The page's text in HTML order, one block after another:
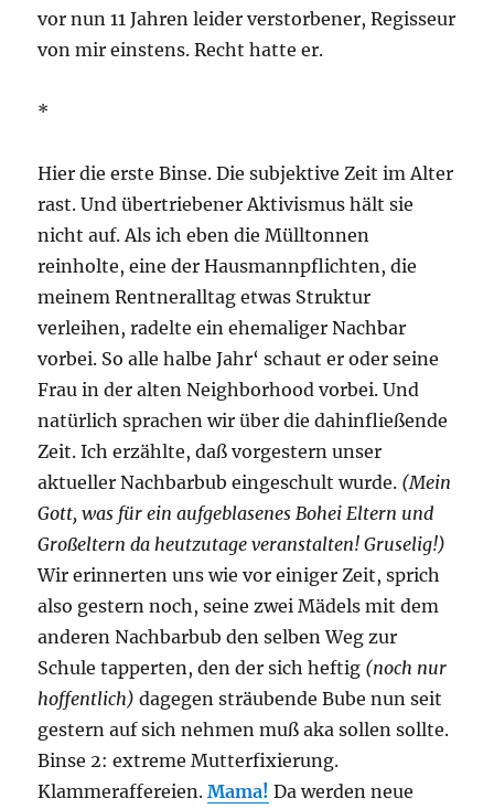
vor nun 11 Jahren leider verstorbener, Regisseur
von mir einstens. Recht hatte er.
*
Hier die erste Binse. Die subjektive Zeit im Alter
rast. Und übertriebener Aktivismus hält sie
nicht auf. Als ich eben die Mülltonnen
reinholte, eine der Hausmannpflichten, die
meinem Rentneralltag etwas Struktur
verleihen, radelte ein ehemaliger Nachbar
vorbei. So alle halbe Jahr‘ schaut er oder seine
Frau in der alten Neighborhood vorbei. Und
natürlich sprachen wir über die dahinfließende
Zeit. Ich erzählte, daß vorgestern unser
aktueller Nachbarbub eingeschult wurde. (Mein
Gott, was für ein aufgeblasenes Bohei Eltern und
Großeltern da heutzutage veranstalten! Gruselig!)
Wir erinnerten uns wie vor einiger Zeit, sprich
also gestern noch, seine zwei Mädels mit dem
anderen Nachbarbub den selben Weg zur
Schule tapperten, den der sich heftig (noch nur
hoffentlich)dagegen sträubende Bube nun seit
gestern auf sich nehmen muß aka sollen sollte.
Binse 2: extreme Mutterfixierung.
Klammeraffereien.Mama! Da werden neue